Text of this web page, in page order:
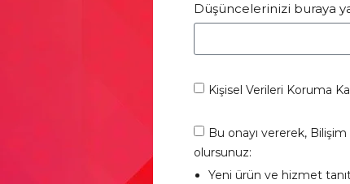
Düşüncelerinizi buraya
Kişisel Verileri Koruma
Bu onayı vererek,
olursunuz:
Yeni ürün ve hizmet